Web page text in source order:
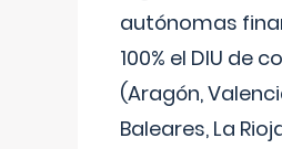
autónomas
100% el DIU de
(Aragón,
Baleares, La